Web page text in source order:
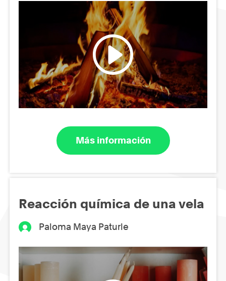
Más información
Reacción química de una vela
Paloma Maya Paturle